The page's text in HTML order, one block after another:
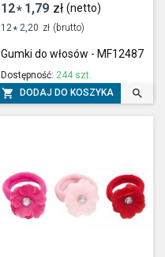
12* 1,79 zł (netto)
12 * 2,20 zł (brutto)
Gumki do włosów - MF12487
Dostępność: 244 szt.
 DODAJ DO KOSZYKA 